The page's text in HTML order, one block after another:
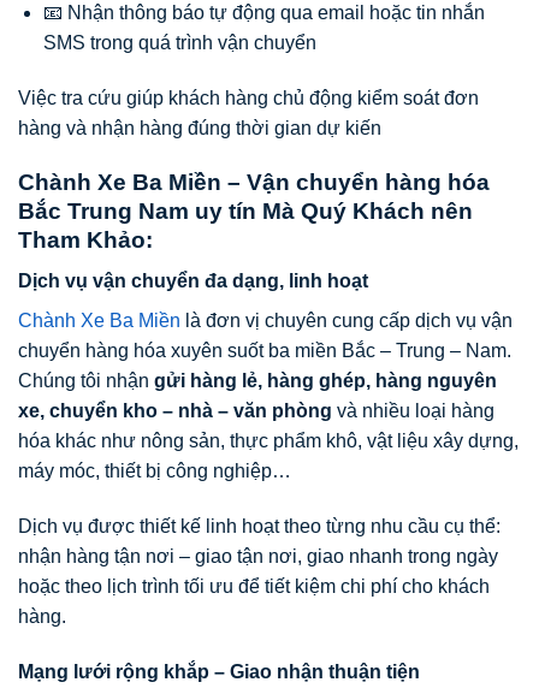
📧 Nhận thông báo tự động qua email hoặc tin nhắn
SMS trong quá trình vận chuyển
Việc tra cứu giúp khách hàng chủ động kiểm soát đơn
hàng và nhận hàng đúng thời gian dự kiến
Chành Xe Ba Miền – Vận chuyển hàng hóa
Bắc Trung Nam uy tín Mà Quý Khách nên
Tham Khảo:
Dịch vụ vận chuyển đa dạng, linh hoạt
Chành Xe Ba Miền là đơn vị chuyên cung cấp dịch vụ vận
chuyển hàng hóa xuyên suốt ba miền Bắc – Trung – Nam.
Chúng tôi nhận gửi hàng lẻ, hàng ghép, hàng nguyên
xe, chuyển kho – nhà – văn phòng và nhiều loại hàng
hóa khác như nông sản, thực phẩm khô, vật liệu xây dựng,
máy móc, thiết bị công nghiệp…
Dịch vụ được thiết kế linh hoạt theo từng nhu cầu cụ thể:
nhận hàng tận nơi – giao tận nơi, giao nhanh trong ngày
hoặc theo lịch trình tối ưu để tiết kiệm chi phí cho khách
hàng.
Mạng lưới rộng khắp – Giao nhận thuận tiện